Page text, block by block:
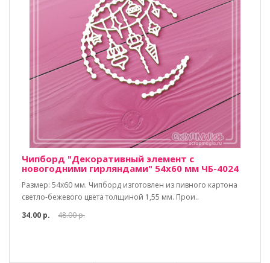
Чипборд "Декоративный элемент с
новогодними гирляндами" 54х60 мм ЧБ-4024
Размер: 54х60 мм. Чипборд изготовлен из пивного картона
светло-бежевого цвета толщиной 1,55 мм. Прои..
34.00 р.
48.00 р.